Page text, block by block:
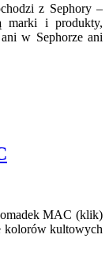
z Sephory –
marki i produkty,
w Sephorze ani
MAC (klik)
kolorów kultowych